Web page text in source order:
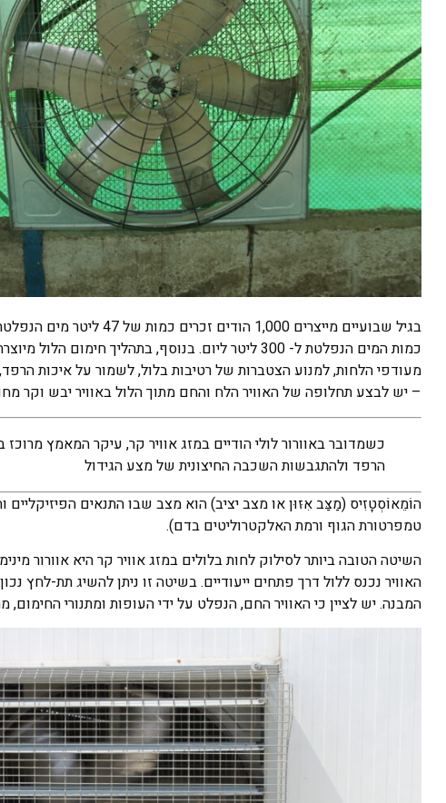
מעודפי הלחות, למנוע הצטברות של רטיבות בלול, לשמור על איכות
– יש לבצע תחלופה של האוויר הלח והחם מתוך הלול באוויר יבש וקר
כשמדובר באוורור לולי הודיים במזג אוויר קר, עיקר המאמץ
הרפד ולהתגבשות השכבה החיצונית של מצע הגידול
הוֹמֵאוֹסְטָזִיס (מַצַּב אִזּוּן או מצב יציב) הוא מצב שבו התנאים
טמפרטורת הגוף ורמת האלקטרוליטים בדם).
השיטה הטובה ביותר לסילוק לחות בלולים במזג אוויר קר היא אוורור
האוויר נכנס ללול דרך פתחים ייעודיים. בשיטה זו ניתן להשיג תת-לחץ
המבנה. יש לציין כי האוויר החם, הנפלט על ידי העופות ומתנורי החימום,